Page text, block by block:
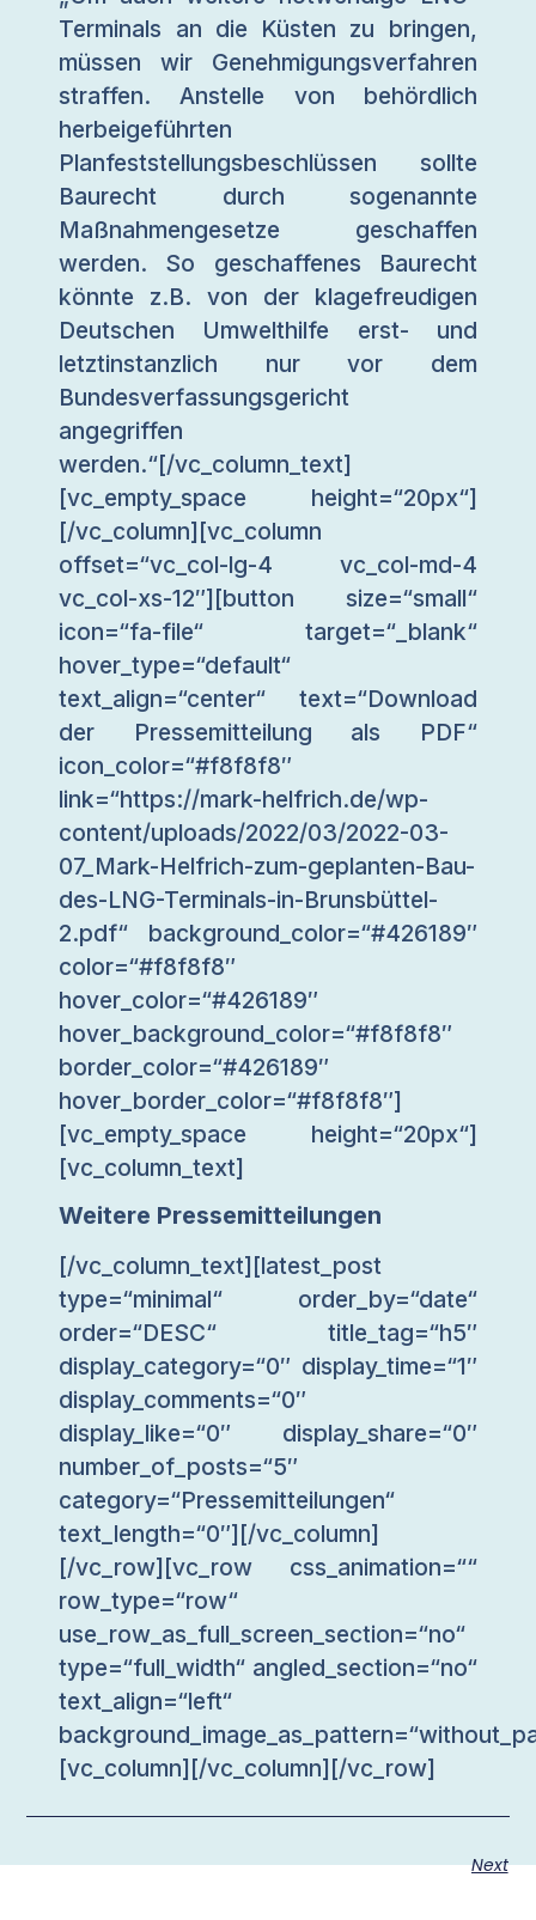
Terminals an die Küsten zu bringen,
müssen wir Genehmigungsverfahren
straffen. Anstelle von behördlich
herbeigeführten
Planfeststellungsbeschlüssen sollte
Baurecht durch sogenannte
Maßnahmengesetze geschaffen
werden. So geschaffenes Baurecht
könnte z.B. von der klagefreudigen
Deutschen Umwelthilfe erst- und
letztinstanzlich nur vor dem
Bundesverfassungsgericht
angegriffen
werden.“[/vc_column_text]
[vc_empty_space height=“20px“]
[/vc_column][vc_column
offset=“vc_col-lg-4 vc_col-md-4
vc_col-xs-12″][button size=“small“
icon=“fa-file“ target=“_blank“
hover_type=“default“
text_align=“center“ text=“Download
der Pressemitteilung als PDF“
icon_color=“#f8f8f8″
link=“https://mark-helfrich.de/wp-
content/uploads/2022/03/2022-03-
07_Mark-Helfrich-zum-geplanten-Bau-
des-LNG-Terminals-in-Brunsbüttel-
2.pdf“ background_color=“#426189″
color=“#f8f8f8″
hover_color=“#426189″
hover_background_color=“#f8f8f8″
border_color=“#426189″
hover_border_color=“#f8f8f8″]
[vc_empty_space height=“20px“]
[vc_column_text]
Weitere Pressemitteilungen
[/vc_column_text][latest_post
type=“minimal“ order_by=“date“
order=“DESC“ title_tag=“h5″
display_category=“0″ display_time=“1″
display_comments=“0″
display_like=“0″ display_share=“0″
number_of_posts=“5″
category=“Pressemitteilungen“
text_length=“0″][/vc_column]
[/vc_row][vc_row css_animation=““
row_type=“row“
use_row_as_full_screen_section=“no“
type=“full_width“ angled_section=“no“
text_align=“left“
[vc_column][/vc_column][/vc_row]
Next